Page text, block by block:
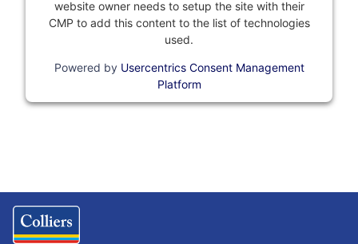
website owner needs to setup the site with their
CMP to add this content to the list of technologies
used.
Powered by Usercentrics Consent Management
Platform